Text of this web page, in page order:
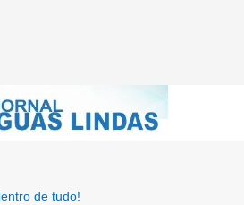
de tudo!